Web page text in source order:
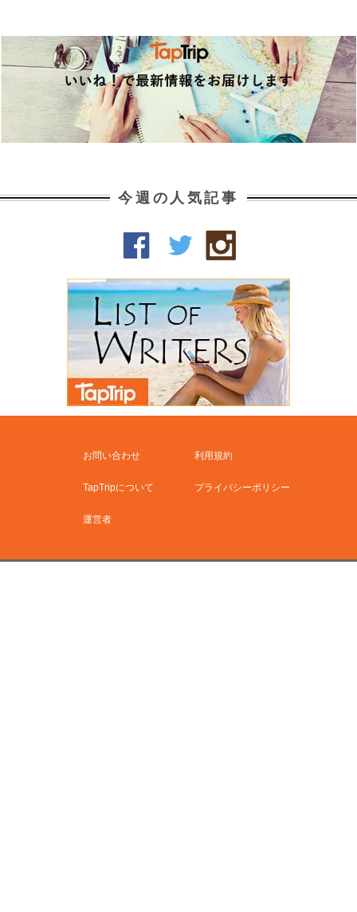
今週の人気記事
お問い合わせ 利用規約
TapTripについて プライバシーポリシー
運営者